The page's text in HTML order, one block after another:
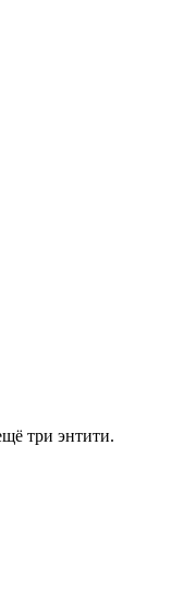
три энтити.